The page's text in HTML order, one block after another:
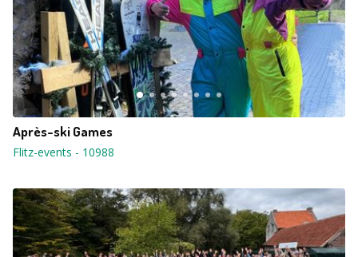
Après-ski Games
Flitz-events - 10988